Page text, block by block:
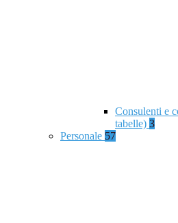
Consulenti e
tabelle) 3
Personale 57